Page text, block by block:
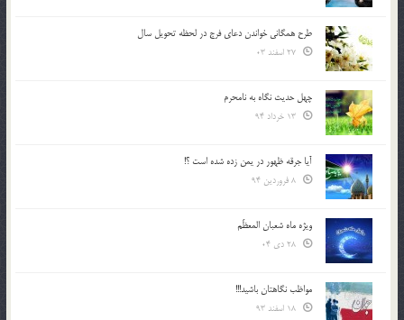
طرح همگانی خواندن دعای فرج در لحظه تحویل سال
چهل حدیث نگاه به نامحرم
آیا جرقه ظهور در یمن زده شده است ؟!
ویژه ماه شعبان المعظّم
مواظب نگاهتان باشید!!!